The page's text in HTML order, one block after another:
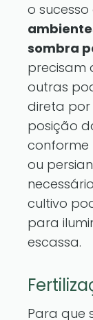
o sucesso
sombra
precisam
outras
direta por
posição
conforme
ou
cultivo
para
escassa.
Para que